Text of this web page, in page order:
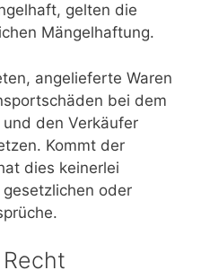
gelten die
Mängelhaftung.
angelieferte Waren
bei dem
den Verkäufer
Kommt der
dies keinerlei
oder